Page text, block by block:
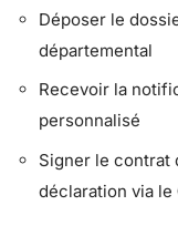
Déposer le
départemental
Recevoir la
personnalisé
Signer le contrat
déclaration via le